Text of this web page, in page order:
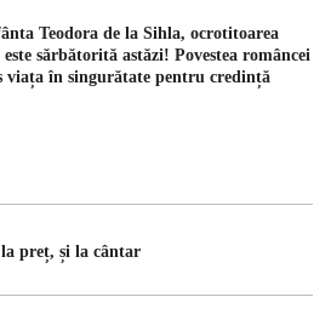
Teodora de la Sihla, ocrotitoarea
sărbătorită astăzi! Povestea româncei
viața în singurătate pentru credință
preț, și la cântar